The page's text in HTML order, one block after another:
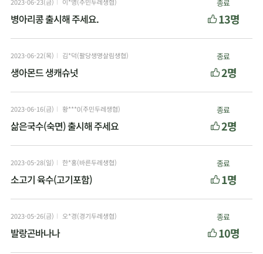
병아리콩 출시해 주세요.
종료
13명
2023-06-22(목) 김*덕(팔당생명살림생협)
생아몬드 생캐슈넛
종료
2명
2023-06-16(금) 황***0(주민두레생협)
삶은국수(숙면) 출시해 주세요
종료
2명
2023-05-28(일) 한*홍(바른두레생협)
소고기 육수(고기포함)
종료
1명
2023-05-26(금) 오*경(경기두레생협)
발랑곤바나나
종료
10명